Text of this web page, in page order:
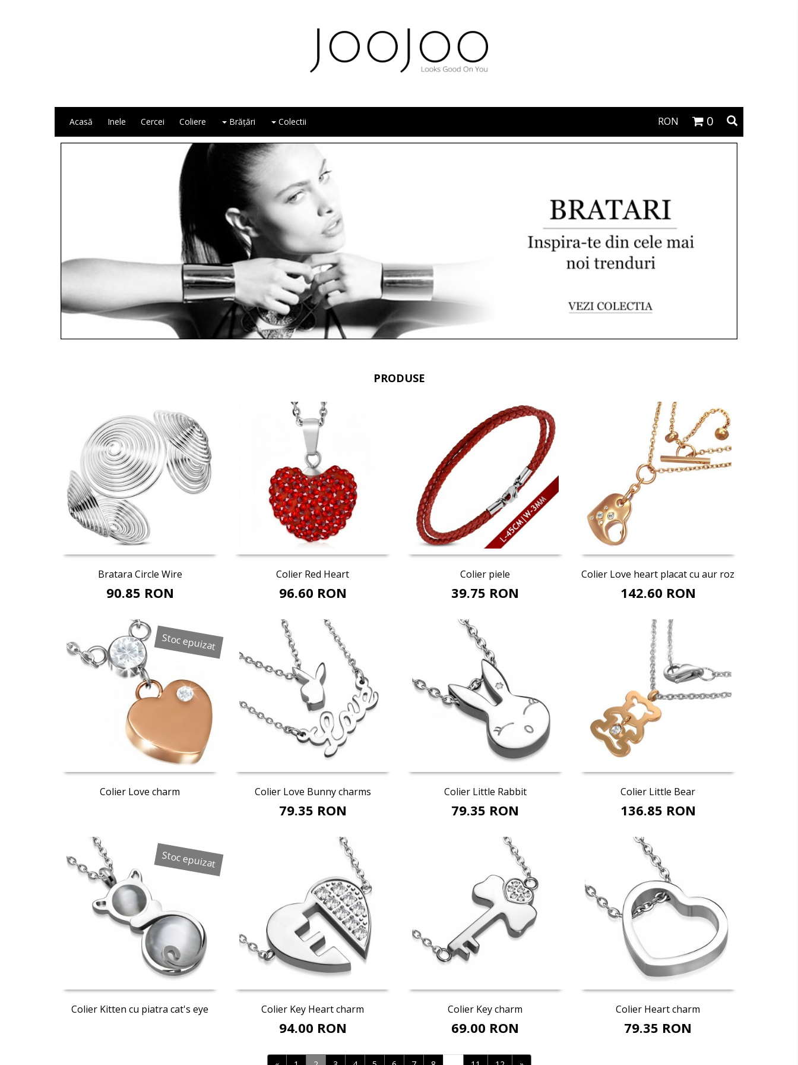
0
RON
Acasă Inele Cercei Coliere Brăţări Colectii
PRODUSE
Bratara Circle Wire
90.85 RON
Colier Red Heart
96.60 RON
Colier piele
39.75 RON
Colier Love heart placat cu aur roz
142.60 RON
Stoc epuizat
Colier Love charm Colier Love Bunny charms
79.35 RON
Colier Little Rabbit
79.35 RON
Colier Little Bear
136.85 RON
Stoc epuizat
Colier Kitten cu piatra cat's eye Colier Key Heart charm
94.00 RON
Colier Key charm
69.00 RON
Colier Heart charm
79.35 RON